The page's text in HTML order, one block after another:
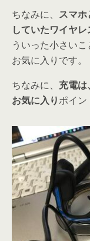
ちなみに、 スマ
していたワイヤ
ういった小さい
お気に入りです。
ちなみに、 充電
お気に入りポイン